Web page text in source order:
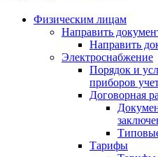
Физическим лицам
Направить
Направить
Электроснабжение
Порядок и
приборов
Договорная
Тарифы